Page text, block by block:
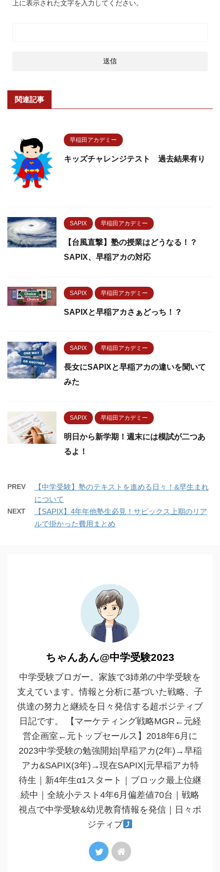
上に表示された文字を入力してください。
関連記事
早稲田アカデミー
キッズチャレンジテスト 過去結果有り
SAPIX 早稲田アカデミー
【台風直撃】塾の授業はどうなる！？
SAPIX、早稲アカの対応
SAPIX 早稲田アカデミー
SAPIXと早稲アカさぁどっち！？
SAPIX 早稲田アカデミー
長女にSAPIXと早稲アカの違いを聞いて
みた
SAPIX 早稲田アカデミー
明日から新学期！週末には模試が二つあ
るよ！
PREV
【中学受験】塾のテキストを進める日々！&早生まれ
について
NEXT
【SAPIX】4年年他塾生必見！サピックス上期のリア
ルで掛かった費用まとめ
ちゃんあん@中学受験2023
中学受験ブロガー。家族で3姉弟の中学受験を
支えています。情報と分析に基づいた戦略、子
供達の努力と継続を日々発信する超ポジティブ
日記です。 【マーケティング戦略MGR←元経
営企画室←元トップセールス】2018年6月に
2023中学受験の勉強開始|早稲アカ(2年)→早稲
アカ&SAPIX(3年)→現在SAPIX|元早稲アカ特
待生｜新4年生α1スタート｜ブロック最上位継
続中｜全統小テスト4年6月偏差値70台｜戦略
視点で中学受験&幼児教育情報を発信｜日々ポ
ジティブ